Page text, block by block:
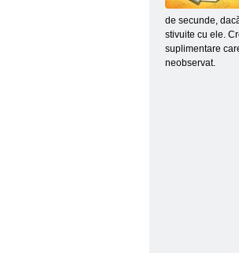
de secunde,
stivuite cu ele.
suplimentare
neobservat.